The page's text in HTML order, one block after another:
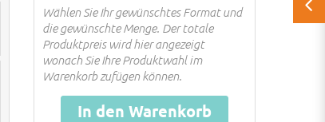
€ 3 Rabatt pro 20KG Bag
€ 5 Rabatt pro 20KG Bag
Wählen Sie Ihr gewünschtes Format und
die gewünschte Menge. Der totale
Produktpreis wird hier angezeigt
wonach Sie Ihre Produktwahl im
Warenkorb zufügen können.
In den Warenkorb